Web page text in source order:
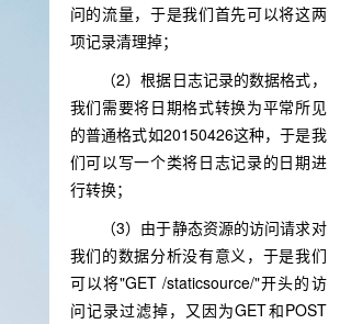
问的流量，于是我们首先可以将这两
项记录清理掉；
（2）根据日志记录的数据格式，
我们需要将日期格式转换为平常所见
的普通格式如20150426这种，于是我
们可以写一个类将日志记录的日期进
行转换；
（3）由于静态资源的访问请求对
我们的数据分析没有意义，于是我们
可以将"GET /staticsource/"开头的访
问记录过滤掉，又因为GET和POST